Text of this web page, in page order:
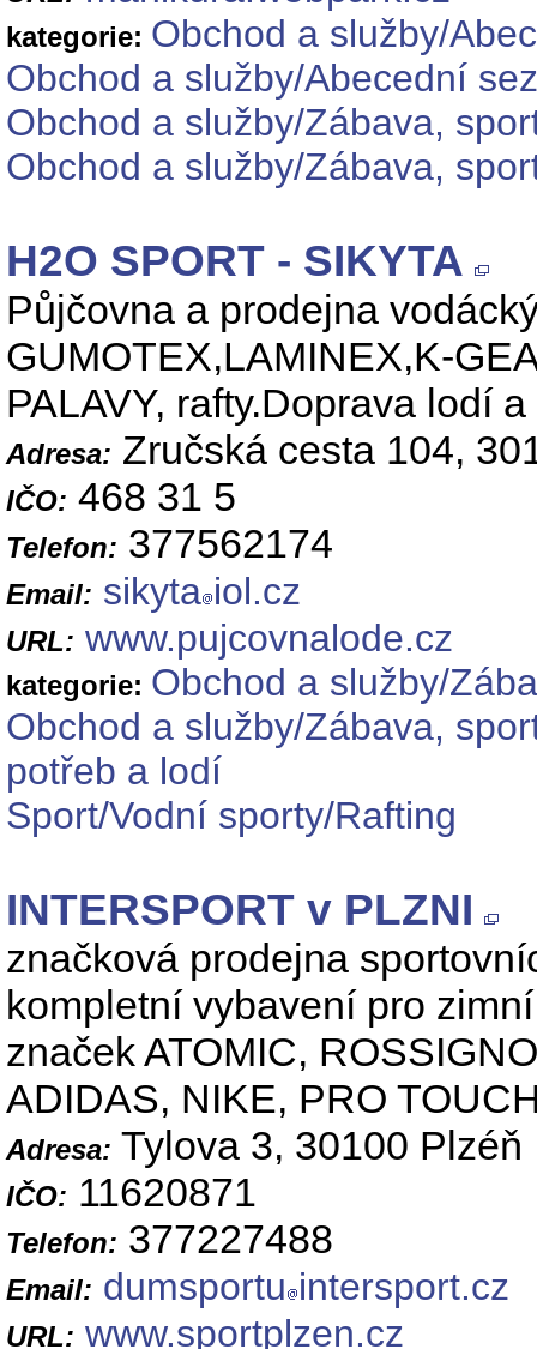
kategorie: Obchod a služby/
Obchod a služby/Abecední
Obchod a služby/Zábava,
Obchod a služby/Zábava,
H2O SPORT - SIKYTA
Půjčovna a prodejna
GUMOTEX,LAMINEX,K-
PALAVY, rafty.Doprava lodí
Adresa: Zručská cesta 104,
IČO: 468 31 5
Telefon: 377562174
Email: sikyta iol.cz
URL: www.pujcovnalode.cz
kategorie: Obchod a služby/
Obchod a služby/Zábava,
potřeb a lodí
Sport/Vodní sporty/Rafting
INTERSPORT v PLZNI
značková prodejna
kompletní vybavení pro
značek ATOMIC,
ADIDAS, NIKE, PRO
Adresa: Tylova 3, 30100 Plzéň
IČO: 11620871
Telefon: 377227488
Email: dumsportu intersport.cz
URL: www.sportplzen.cz